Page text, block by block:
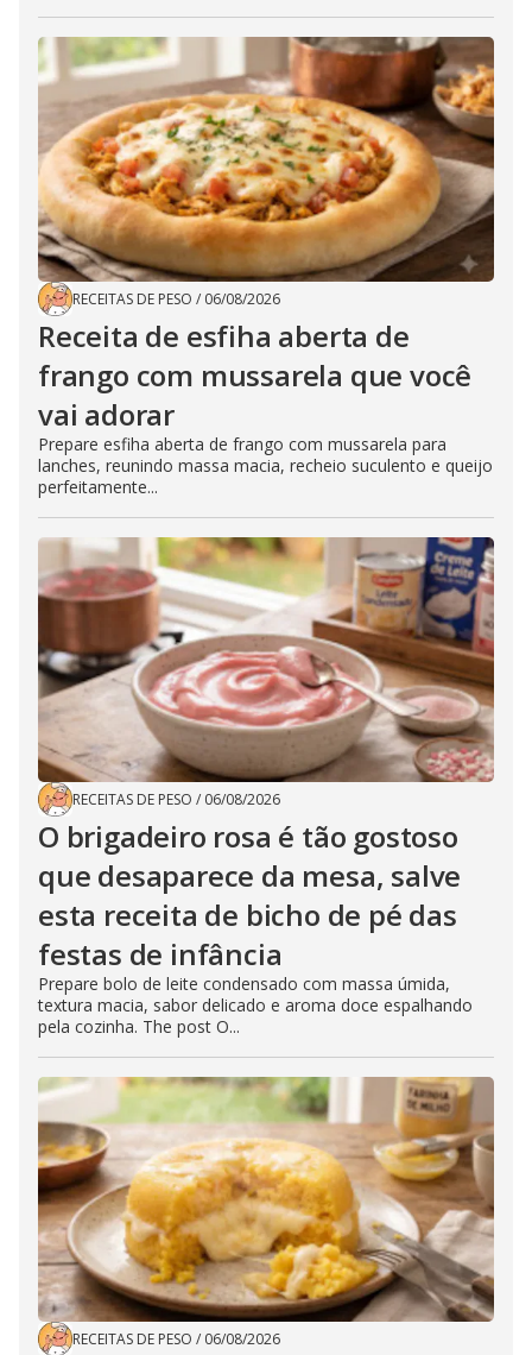
RECEITAS DE PESO / 06/08/2026
Receita de esfiha aberta de
frango com mussarela que você
vai adorar
Prepare esfiha aberta de frango com mussarela para
lanches, reunindo massa macia, recheio suculento e queijo
perfeitamente...
RECEITAS DE PESO / 06/08/2026
O brigadeiro rosa é tão gostoso
que desaparece da mesa, salve
esta receita de bicho de pé das
festas de infância
Prepare bolo de leite condensado com massa úmida,
textura macia, sabor delicado e aroma doce espalhando
pela cozinha. The post O...
RECEITAS DE PESO / 06/08/2026